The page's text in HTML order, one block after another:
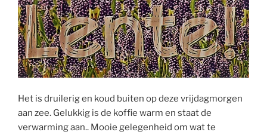
Het is druilerig en koud buiten op deze vrijdagmorgen
aan zee. Gelukkig is de koffie warm en staat de
verwarming aan.. Mooie gelegenheid om wat te